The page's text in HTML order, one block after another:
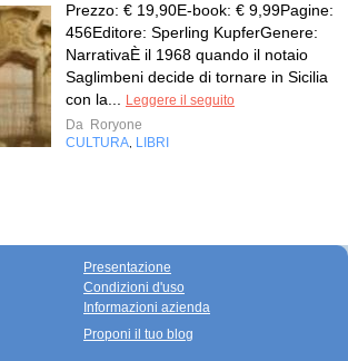
Prezzo: € 19,90E-book: € 9,99Pagine:
456Editore: Sperling KupferGenere:
NarrativaÈ il 1968 quando il notaio
Saglimbeni decide di tornare in Sicilia
con la...
Leggere il seguito
Da Roryone
CULTURA LIBRI
Presentazione
Condizioni d'uso
Informazioni azienda
Proponi il tuo blog